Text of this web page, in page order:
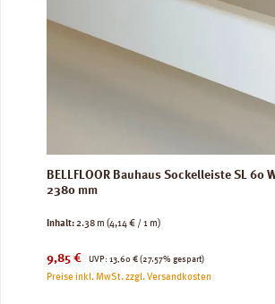
BELLFLOOR Bauhaus Sockelleiste SL 60
2380 mm
Inhalt:2.38 m (4,14 € / 1 m)
Verkaufspreis:
9,85 € UVP:
Regulärer Preis:
13,60 € (27.57% gespart)
Preise inkl. MwSt. zzgl. Versandkosten